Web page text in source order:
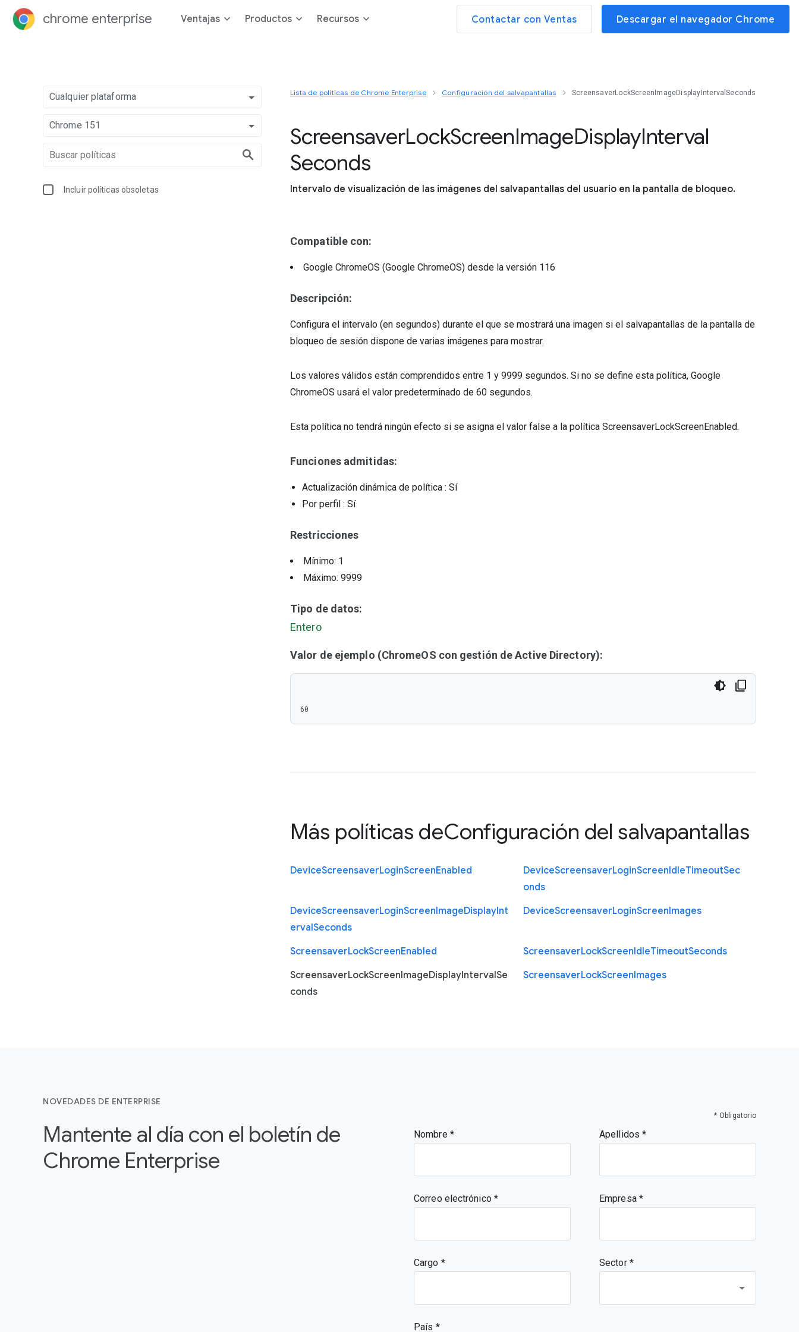
chrome enterprise Ventajas Productos Recursos Contactar con Ventas Descargar el navegador Chrome
Cualquier plataforma
Chrome 151
Incluir políticas obsoletas
Lista de políticas de Chrome Enterprise Configuración del salvapantallas ScreensaverLockScreenImageDisplayIntervalSeconds
ScreensaverLockScreenImageDisplayInterval
Seconds
Intervalo de visualización de las imágenes del salvapantallas del usuario en la pantalla de bloqueo.
Compatible con:
Google ChromeOS (Google ChromeOS) desde la versión 116
Descripción:
Configura el intervalo (en segundos) durante el que se mostrará una imagen si el salvapantallas de la pantalla de
bloqueo de sesión dispone de varias imágenes para mostrar.
Los valores válidos están comprendidos entre 1 y 9999 segundos. Si no se define esta política, Google
ChromeOS usará el valor predeterminado de 60 segundos.
Esta política no tendrá ningún efecto si se asigna el valor false a la política ScreensaverLockScreenEnabled.
Funciones admitidas:
Actualización dinámica de política : Sí
Por perfil : Sí
Restricciones
Mínimo: 1
Máximo: 9999
Tipo de datos:
Entero
Valor de ejemplo (ChromeOS con gestión de Active Directory):
60
Más políticas deConfiguración del salvapantallas
DeviceScreensaverLoginScreenEnabled DeviceScreensaverLoginScreenIdleTimeoutSec
onds
DeviceScreensaverLoginScreenImageDisplayInt
ervalSeconds
DeviceScreensaverLoginScreenImages
ScreensaverLockScreenEnabled ScreensaverLockScreenIdleTimeoutSeconds
ScreensaverLockScreenImageDisplayIntervalSe
conds
ScreensaverLockScreenImages
NOVEDADES DE ENTERPRISE
Mantente al día con el boletín de
Chrome Enterprise
* Obligatorio
Nombre Apellidos
Correo electrónico Empresa
Cargo Sector *
País *